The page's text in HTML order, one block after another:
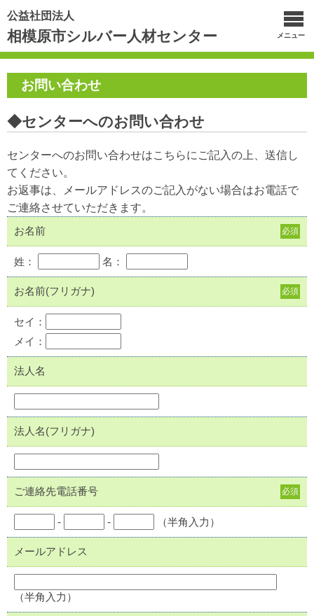
公益社団法人
相模原市シルバー人材センター メニュー
お問い合わせ
◆センターへのお問い合わせ
センターへのお問い合わせはこちらにご記入の上、送信し
てください。
お返事は、メールアドレスのご記入がない場合はお電話で
ご連絡させていただきます。
お名前
必須
姓： 名：
お名前(フリガナ) 必須
セイ：
メイ：
法人名
法人名(フリガナ)
ご連絡先電話番号 必須
- - （半角入力）
メールアドレス
（半角入力）